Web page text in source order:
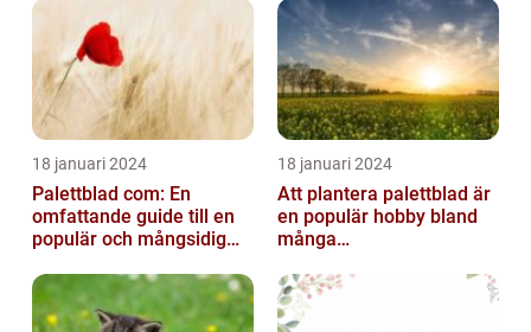
18 januari 2024
Palettblad com: En
omfattande guide till en
populär och mångsidig
18 januari 2024
Att plantera palettblad är
en populär hobby bland
många
kan bidra till att ...